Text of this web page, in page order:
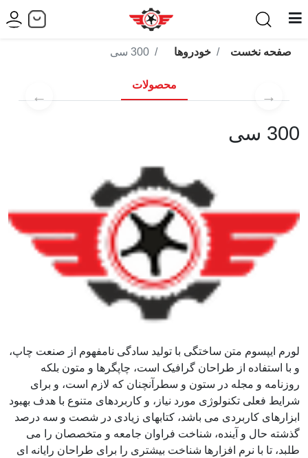
صفحه نخست خودروها 300 سی
محصولات
→
←
300 سی
لورم ایپسوم متن ساختگی با تولید سادگی نامفهوم از صنعت چاپ،
و با استفاده از طراحان گرافیک است، چاپگرها و متون بلکه
روزنامه و مجله در ستون و سطرآنچنان که لازم است، و برای
شرایط فعلی تکنولوژی مورد نیاز، و کاربردهای متنوع با هدف بهبود
ابزارهای کاربردی می باشد، کتابهای زیادی در شصت و سه درصد
گذشته حال و آینده، شناخت فراوان جامعه و متخصصان را می
طلبد، تا با نرم افزارها شناخت بیشتری را برای طراحان رایانه ای